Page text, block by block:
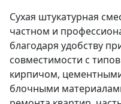
Сухая штукатурная
частном и
благодаря удобству
совместимости с
кирпичом,
блочными